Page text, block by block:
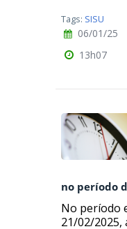
Tags: SISU
06/01/25
13h07
no período
No período
21/02/2025,